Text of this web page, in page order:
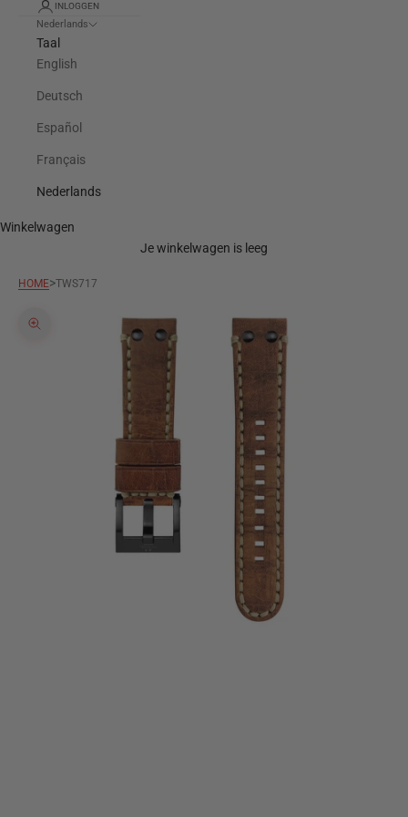
INLOGGEN
Nederlands
Taal
English
Deutsch
Español
Français
Nederlands
Winkelwagen
Je winkelwagen is leeg
HOME>TWS717
In-/uitzoomen